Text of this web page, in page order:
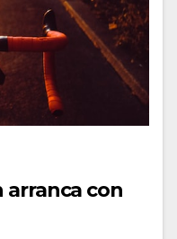
con